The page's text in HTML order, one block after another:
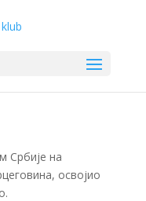
Србије на
освојио